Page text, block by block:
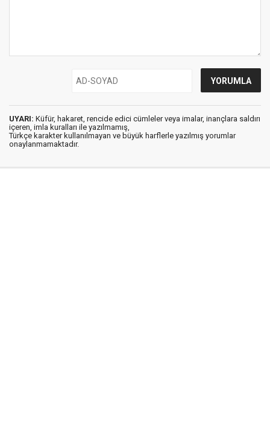
UYARI: Küfür, hakaret, rencide edici cümleler veya imalar, inançlara saldırı
içeren, imla kuralları ile yazılmamış,
Türkçe karakter kullanılmayan ve büyük harflerle yazılmış yorumlar
onaylanmamaktadır.